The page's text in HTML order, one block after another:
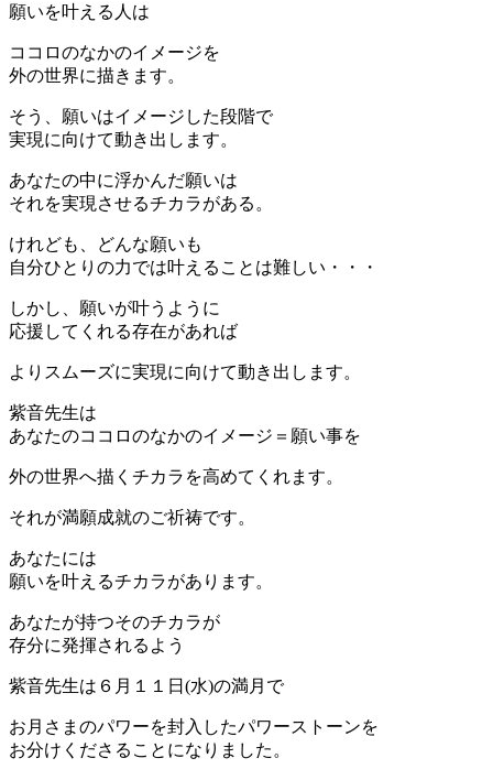
願いを叶える人は
ココロのなかのイメージを
外の世界に描きます。
そう、願いはイメージした段階で
実現に向けて動き出します。
あなたの中に浮かんだ願いは
それを実現させるチカラがある。
けれども、どんな願いも
自分ひとりの力では叶えることは難しい・・・
しかし、願いが叶うように
応援してくれる存在があれば
よりスムーズに実現に向けて動き出します。
紫音先生は
あなたのココロのなかのイメージ＝願い事を
外の世界へ描くチカラを高めてくれます。
それが満願成就のご祈祷です。
あなたには
願いを叶えるチカラがあります。
あなたが持つそのチカラが
存分に発揮されるよう
紫音先生は６月１１日(水)の満月で
お月さまのパワーを封入したパワーストーンを
お分けくださることになりました。